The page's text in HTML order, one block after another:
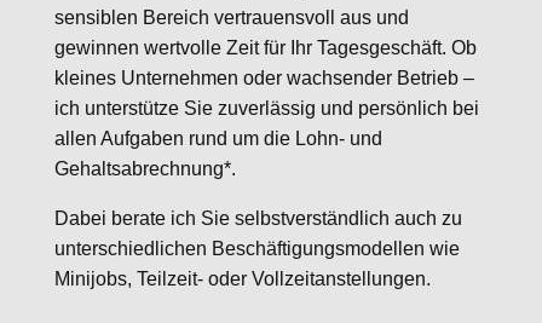
sensiblen Bereich vertrauensvoll aus und
gewinnen wertvolle Zeit für Ihr Tagesgeschäft. Ob
kleines Unternehmen oder wachsender Betrieb –
ich unterstütze Sie zuverlässig und persönlich bei
allen Aufgaben rund um die Lohn- und
Gehaltsabrechnung*.
Dabei berate ich Sie selbstverständlich auch zu
unterschiedlichen Beschäftigungsmodellen wie
Minijobs, Teilzeit- oder Vollzeitanstellungen.